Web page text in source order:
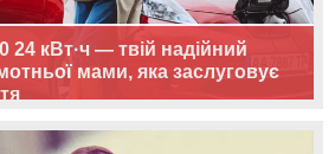
24 кВт·ч — твій надійний
мами, яка заслуговує